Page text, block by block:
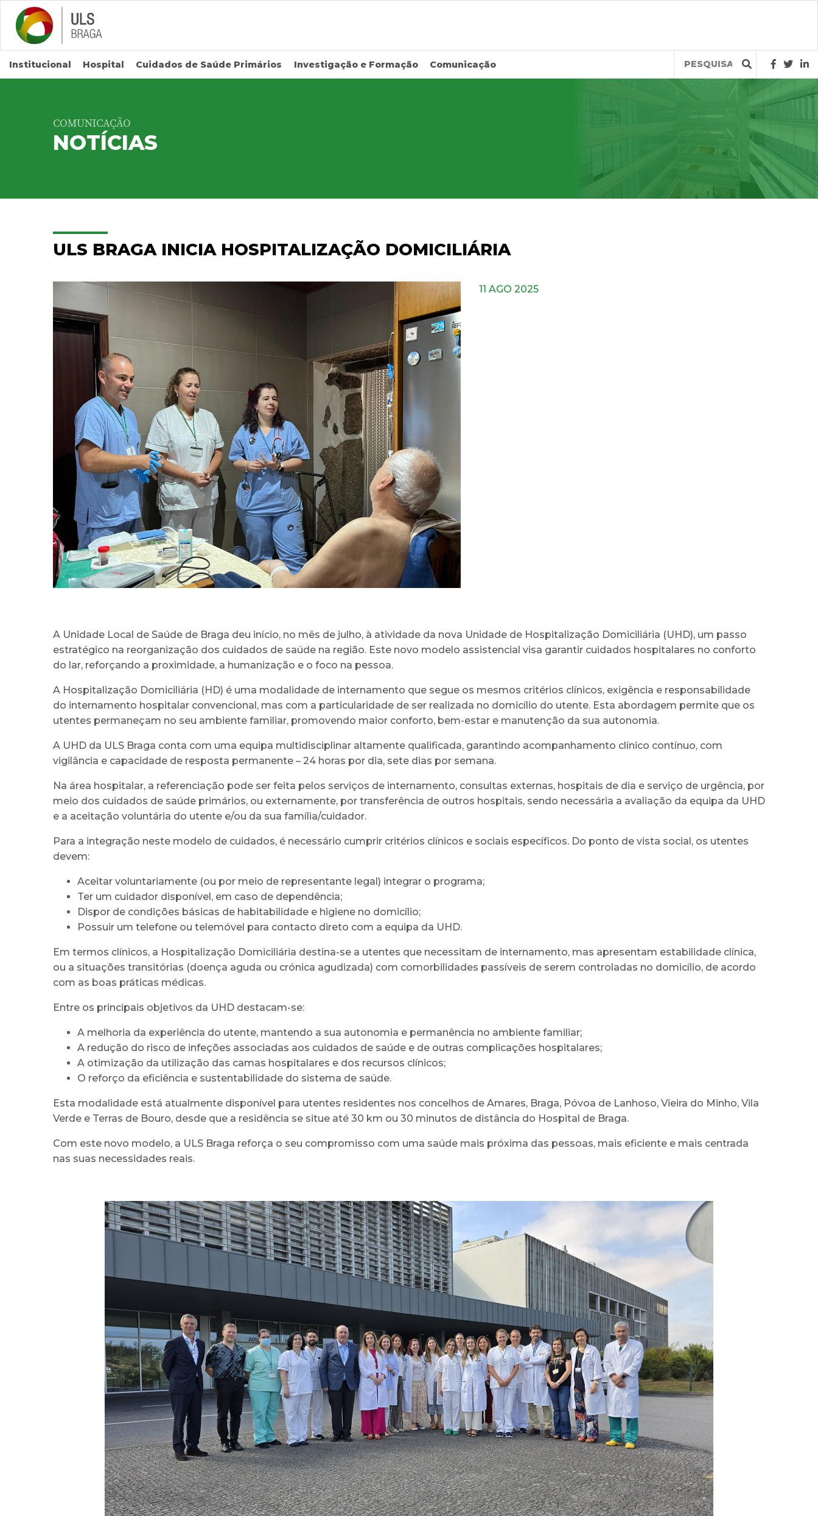
Saltar para conteúdo principal
Institucional Hospital Cuidados de Saúde Primários Investigação e Formação Comunicação
Query
COMUNICAÇÃO
NOTÍCIAS
ULS BRAGA INICIA HOSPITALIZAÇÃO DOMICILIÁRIA
11 AGO 2025
A Unidade Local de Saúde de Braga deu início, no mês de julho, à atividade da nova Unidade de Hospitalização Domiciliária (UHD), um passo
estratégico na reorganização dos cuidados de saúde na região. Este novo modelo assistencial visa garantir cuidados hospitalares no conforto
do lar, reforçando a proximidade, a humanização e o foco na pessoa.
A Hospitalização Domiciliária (HD) é uma modalidade de internamento que segue os mesmos critérios clínicos, exigência e responsabilidade
do internamento hospitalar convencional, mas com a particularidade de ser realizada no domicílio do utente. Esta abordagem permite que os
utentes permaneçam no seu ambiente familiar, promovendo maior conforto, bem-estar e manutenção da sua autonomia.
A UHD da ULS Braga conta com uma equipa multidisciplinar altamente qualificada, garantindo acompanhamento clínico contínuo, com
vigilância e capacidade de resposta permanente – 24 horas por dia, sete dias por semana.
Na área hospitalar, a referenciação pode ser feita pelos serviços de internamento, consultas externas, hospitais de dia e serviço de urgência, por
meio dos cuidados de saúde primários, ou externamente, por transferência de outros hospitais, sendo necessária a avaliação da equipa da UHD
e a aceitação voluntária do utente e/ou da sua família/cuidador.
Para a integração neste modelo de cuidados, é necessário cumprir critérios clínicos e sociais específicos. Do ponto de vista social, os utentes
devem:
Aceitar voluntariamente (ou por meio de representante legal) integrar o programa;
Ter um cuidador disponível, em caso de dependência;
Dispor de condições básicas de habitabilidade e higiene no domicílio;
Possuir um telefone ou telemóvel para contacto direto com a equipa da UHD.
Em termos clínicos, a Hospitalização Domiciliária destina-se a utentes que necessitam de internamento, mas apresentam estabilidade clínica,
ou a situações transitórias (doença aguda ou crónica agudizada) com comorbilidades passíveis de serem controladas no domicílio, de acordo
com as boas práticas médicas.
Entre os principais objetivos da UHD destacam-se:
A melhoria da experiência do utente, mantendo a sua autonomia e permanência no ambiente familiar;
A redução do risco de infeções associadas aos cuidados de saúde e de outras complicações hospitalares;
A otimização da utilização das camas hospitalares e dos recursos clínicos;
O reforço da eficiência e sustentabilidade do sistema de saúde.
Esta modalidade está atualmente disponível para utentes residentes nos concelhos de Amares, Braga, Póvoa de Lanhoso, Vieira do Minho, Vila
Verde e Terras de Bouro, desde que a residência se situe até 30 km ou 30 minutos de distância do Hospital de Braga.
Com este novo modelo, a ULS Braga reforça o seu compromisso com uma saúde mais próxima das pessoas, mais eficiente e mais centrada
nas suas necessidades reais.